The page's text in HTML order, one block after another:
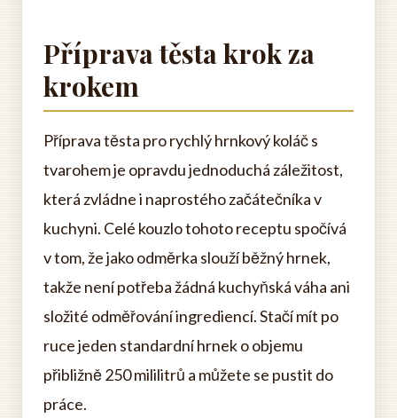
Příprava těsta krok za
krokem
Příprava těsta pro rychlý hrnkový koláč s
tvarohem je opravdu jednoduchá záležitost,
která zvládne i naprostého začátečníka v
kuchyni. Celé kouzlo tohoto receptu spočívá
v tom, že jako odměrka slouží běžný hrnek,
takže není potřeba žádná kuchyňská váha ani
složité odměřování ingrediencí. Stačí mít po
ruce jeden standardní hrnek o objemu
přibližně 250 mililitrů a můžete se pustit do
práce.